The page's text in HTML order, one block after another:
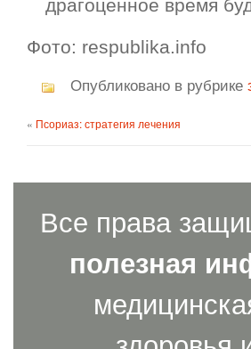
драгоценное время
Фото: respublika.info
Опубликовано в рубрике
« Псориаз: стратегия лечения
Все права
полезная